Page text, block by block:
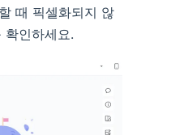
때 픽셀화되지 않
확인하세요.